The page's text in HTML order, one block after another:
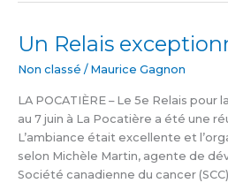
Un Relais
Non classé / Maurice Gagnon
LA POCATIÈRE – Le 5e Relais pour
au 7 juin à La Pocatière a été une
L’ambiance était excellente et
selon Michèle Martin, agente de
Société canadienne du cancer
Un
exceptionnel